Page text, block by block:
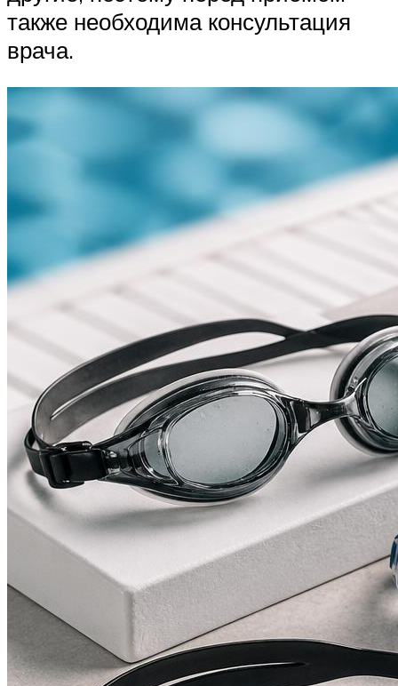
также необходима консультация
врача.